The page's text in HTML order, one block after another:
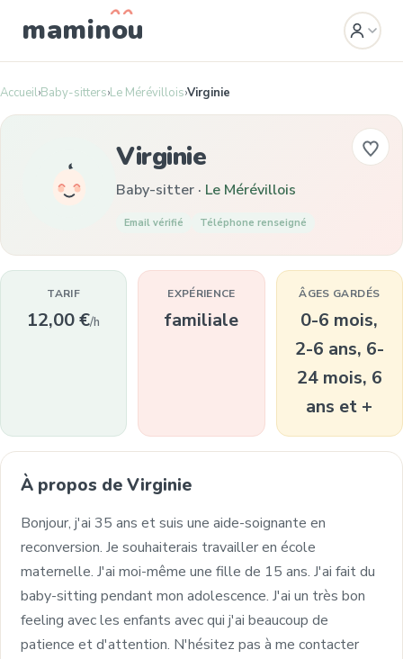
maminou
Accueil›Baby-sitters›Le Mérévillois›Virginie
Virginie
Baby-sitter · Le Mérévillois
Email vérifié Téléphone renseigné
TARIF
12,00 €/h
EXPÉRIENCE
familiale
ÂGES GARDÉS
0-6 mois,
2-6 ans, 6-
24 mois, 6
ans et +
À propos de Virginie
Bonjour, j'ai 35 ans et suis une aide-soignante en
reconversion. Je souhaiterais travailler en école
maternelle. J'ai moi-même une fille de 15 ans. J'ai fait du
baby-sitting pendant mon adolescence. J'ai un très bon
feeling avec les enfants avec qui j'ai beaucoup de
patience et d'attention. N'hésitez pas à me contacter